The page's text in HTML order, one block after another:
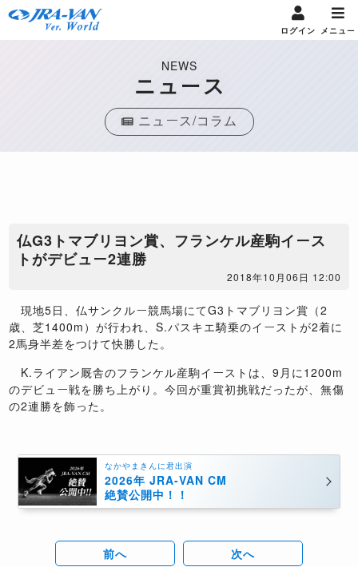
ログイン メニュー
NEWS
ニュース
ニュース/コラム
​仏G3トマブリヨン賞、フランケル産駒イース
トがデビュー2連勝
2018年10月06日 12:00
現地5日、仏サンクルー競馬場にてG3トマブリヨン賞（2
歳、芝1400m）が行われ、S.パスキエ騎乗のイーストが2着に
2馬身半差をつけて快勝した。
K.ライアン厩舎のフランケル産駒イーストは、9月に1200m
のデビュー戦を勝ち上がり。今回が重賞初挑戦だったが、無傷
の2連勝を飾った。
なかやまきんに君出演
2026年 JRA-VAN CM
絶賛公開中！！
前へ 次へ